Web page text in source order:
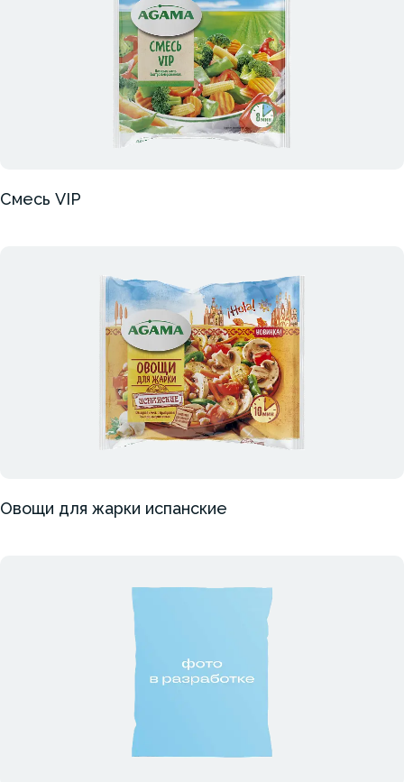
Смесь VIP
Овощи для жарки испанские